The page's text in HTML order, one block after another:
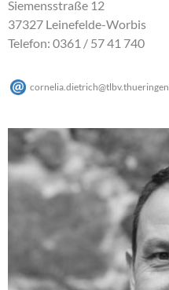
Siemensstraße 12
37327 Leinefelde-Worbis
Telefon: 0361 / 57 41 740
cornelia.dietrich@tlbv.thueringen